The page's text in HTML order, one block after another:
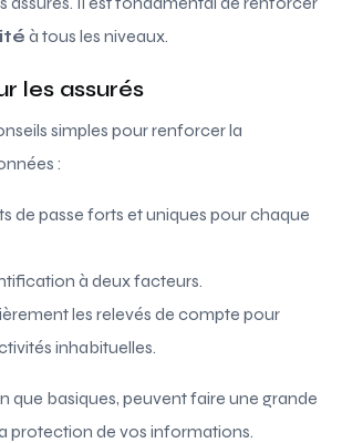
à tous les niveaux.
les assurés
simples pour renforcer la
:
de passe forts et uniques pour chaque
à deux facteurs.
les relevés de compte pour
inhabituelles.
que basiques, peuvent faire une grande
protection de vos informations.